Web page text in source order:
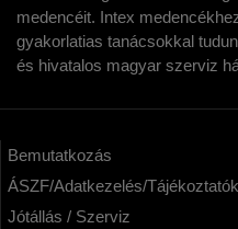
medencéit. Intex
gyakorlatias tanácsokkal
és hivatalos magyar szerviz
Bemutatkozás
ÁSZF/Adatkezelés/Tájékoztatók
Jótállás / Szerviz